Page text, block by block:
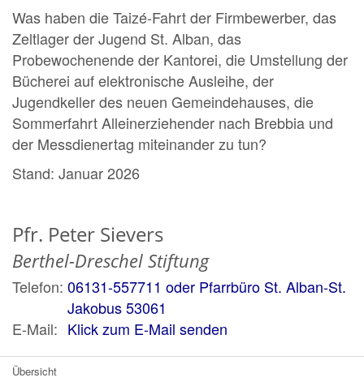
Was haben die Taizé-Fahrt der Firmbewerber, das
Zeltlager der Jugend St. Alban, das
Probewochenende der Kantorei, die Umstellung der
Bücherei auf elektronische Ausleihe, der
Jugendkeller des neuen Gemeindehauses, die
Sommerfahrt Alleinerziehender nach Brebbia und
der Messdienertag miteinander zu tun?
Stand: Januar 2026
Pfr. Peter Sievers
Berthel-Dreschel Stiftung
Telefon: 06131-557711 oder Pfarrbüro St. Alban-St.
Jakobus 53061
E-Mail: Klick zum E-Mail senden
Übersicht